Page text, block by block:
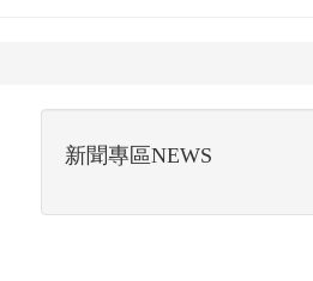
新聞專區NEWS